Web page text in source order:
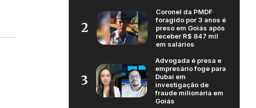
2
Coronel da PMDF
foragido por 3 anos é
preso em Goiás após
receber R$ 847 mil
em salários
3
Advogada é presa e
empresário foge para
Dubai em
investigação de
fraude milionária em
Goiás